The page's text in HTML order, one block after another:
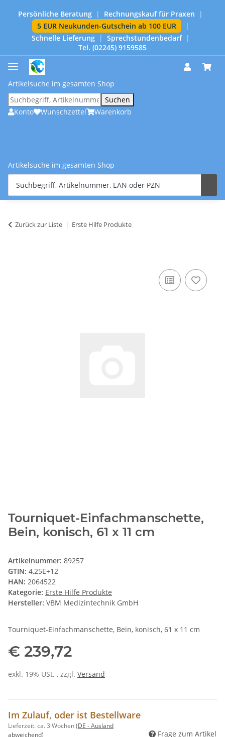
Persönliche Beratung | Rechnungskauf für Praxen
|
5 EUR Neukunden-Gutschein ab 100 EUR
|
Schnelle Lieferung
| Sprechstundenbedarf
|
Tel. (02245) 9159585
Artikelsuche im gesamten Shop
Suchen
Konto
Wunschzettel Warenkorb
Artikelsuche im gesamten Shop
Zurück zur Liste Erste Hilfe Produkte
Tourniquet-Einfachmanschette,
Bein, konisch, 61 x 11 cm
Artikelnummer: 89257
GTIN: 4,25E+12
HAN: 2064522
Kategorie: Erste Hilfe Produkte
Hersteller: VBM Medizintechnik GmbH
Tourniquet-Einfachmanschette, Bein, konisch, 61 x 11 cm
€ 239,72
exkl. 19% USt. , zzgl. Versand
Im Zulauf, oder ist Bestellware
Lieferzeit:ca. 3 Wochen(DE - Ausland
abweichend)
Frage zum Artikel